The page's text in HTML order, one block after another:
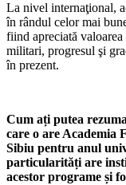
La nivel internaţional,
în rândul celor mai
fiind apreciată
militari, progresul şi
în prezent.
Cum ați putea
care o are Academia
Sibiu pentru anul
particularități are
acestor programe și